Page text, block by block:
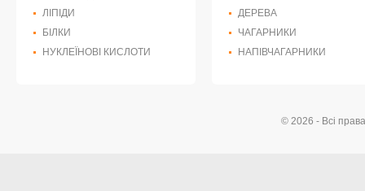
ЛІПІДИ
БІЛКИ
НУКЛЕЇНОВІ КИСЛОТИ
ДЕРЕВА
ЧАГАРНИКИ
НАПІВЧАГАРНИКИ
© 2026 - Всі